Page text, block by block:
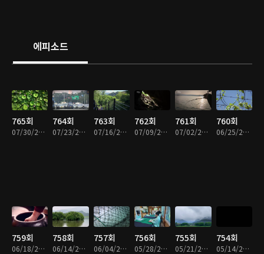
에피소드
765회
07/30/2026 • 49분
764회
07/23/2026 • 49분
763회
07/16/2026 • 49분
762회
07/09/2026 • 49분
761회
07/02/2026 • 49분
760회
06/25/2026 • 49분
759회
06/18/2026 • 49분
758회
06/14/2026 • 49분
757회
06/04/2026 • 49분
756회
05/28/2026 • 49분
755회
05/21/2026 • 49분
754회
05/14/2026 • 49분